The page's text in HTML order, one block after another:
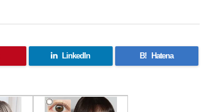
LinkedIn B! Hatena